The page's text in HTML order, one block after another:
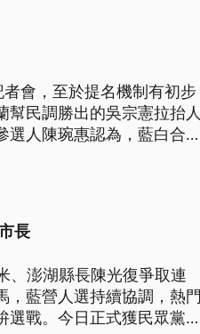
會，至於提名機制有初步
民調勝出的吳宗憲拉抬人
人陳琬惠認為，藍白合要
長
、澎湖縣長陳光復爭取連
，藍營人選持續協調，熱門
選戰。今日正式獲民眾黨徵